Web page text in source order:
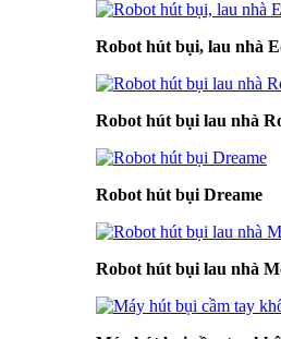
Robot hút bụi, lau nhà
Robot hút bụi lau nhà
Robot hút bụi Dreame
Robot hút bụi lau nhà